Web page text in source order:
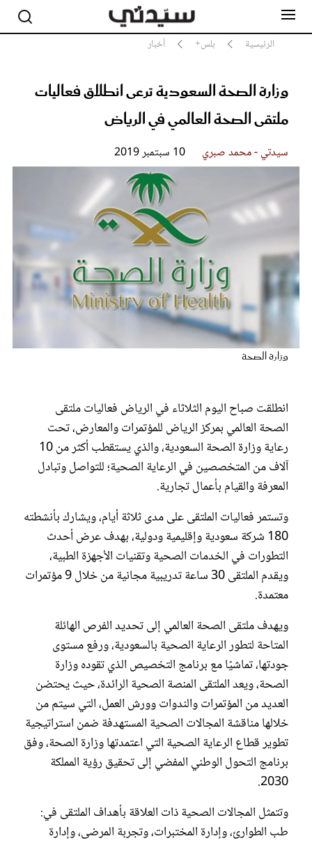
الرئيسية بلس+ أخبار
وزارة الصحة السعودية ترعى انطلاق فعاليات
ملتقى الصحة العالمي في الرياض
سيدتي - محمد صبري 10 سبتمبر 2019
وزارة الصحة
انطلقت صباح اليوم الثلاثاء في الرياض فعاليات ملتقى
الصحة العالمي بمركز الرياض للمؤتمرات والمعارض، تحت
رعاية وزارة الصحة السعودية، والذي يستقطب أكثر من 10
آلاف من المتخصصين في الرعاية الصحية؛ للتواصل وتبادل
المعرفة والقيام بأعمال تجارية.
وتستمر فعاليات الملتقى على مدى ثلاثة أيام، ويشارك بأنشطته
180 شركة سعودية وإقليمية ودولية، بهدف عرض أحدث
التطورات في الخدمات الصحية وتقنيات الأجهزة الطبية،
ويقدم الملتقى 30 ساعة تدريبية مجانية من خلال 9 مؤتمرات
معتمدة.
ويهدف ملتقى الصحة العالمي إلى تحديد الفرص الهائلة
المتاحة لتطور الرعاية الصحية بالسعودية، ورفع مستوى
جودتها، تماشيًا مع برنامج التخصيص الذي تقوده وزارة
الصحة، ويعد الملتقى المنصة الصحية الرائدة، حيث يحتضن
العديد من المؤتمرات والندوات وورش العمل، التي سيتم من
خلالها مناقشة المجالات الصحية المستهدفة ضمن استراتيجية
تطوير قطاع الرعاية الصحية التي اعتمدتها وزارة الصحة، وفق
برنامج التحول الوطني المفضي إلى تحقيق رؤية المملكة
2030.
وتتمثل المجالات الصحية ذات العلاقة بأهداف الملتقى في:
طب الطوارئ، وإدارة المختبرات، وتجربة المرضى، وإدارة
مشاهير
أناقة
جمال
صحة ورشاقة
سيدتي وطفلك
بلس+
ستايل
تقارير
عروس سيدتي
مجلة سيدتي
غلاف رفمي